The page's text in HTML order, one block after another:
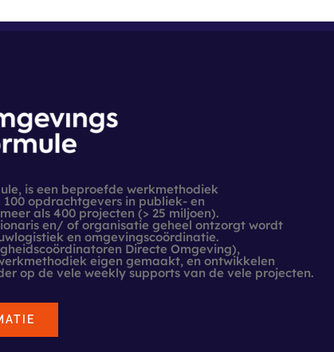
is een beproefde werkmethodiek
opdrachtgevers in publiek- en
als 400 projecten (> 25 miljoen).
en/ of organisatie geheel ontzorgt wordt
en omgevingscoördinatie.
Directe Omgeving),
eigen gemaakt, en ontwikkelen
op de vele weekly supports van de vele projecten.